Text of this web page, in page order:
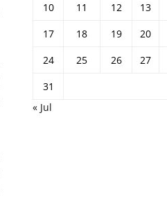
10
11 12 13
17
18 19 20
24
25 26 27
31
« Jul